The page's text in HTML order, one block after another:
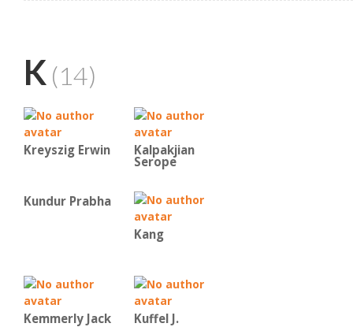
K (14)
Kreyszig Erwin Kalpakjian
Serope
Kundur Prabha
Kang
Kemmerly Jack Kuffel J.